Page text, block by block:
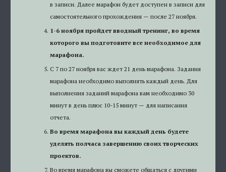
в записи. Далее марафон будет доступен в записи для
самостоятельного прохождения — после 27 ноября.
1-6 ноября пройдет вводный тренинг, во время
которого вы подготовите все необходимое для
марафона.
С 7 по 27 ноября вас ждет 21 день марафона. Задания
марафона необходимо выполнять каждый день. Для
выполнения заданий марафона вам необходимо 30
минут в день плюс 10-15 минут — для написания
отчета.
Во время марафона вы каждый день будете
уделять полчаса завершению своих творческих
проектов.
Во время марафона вы сможете общаться с другими